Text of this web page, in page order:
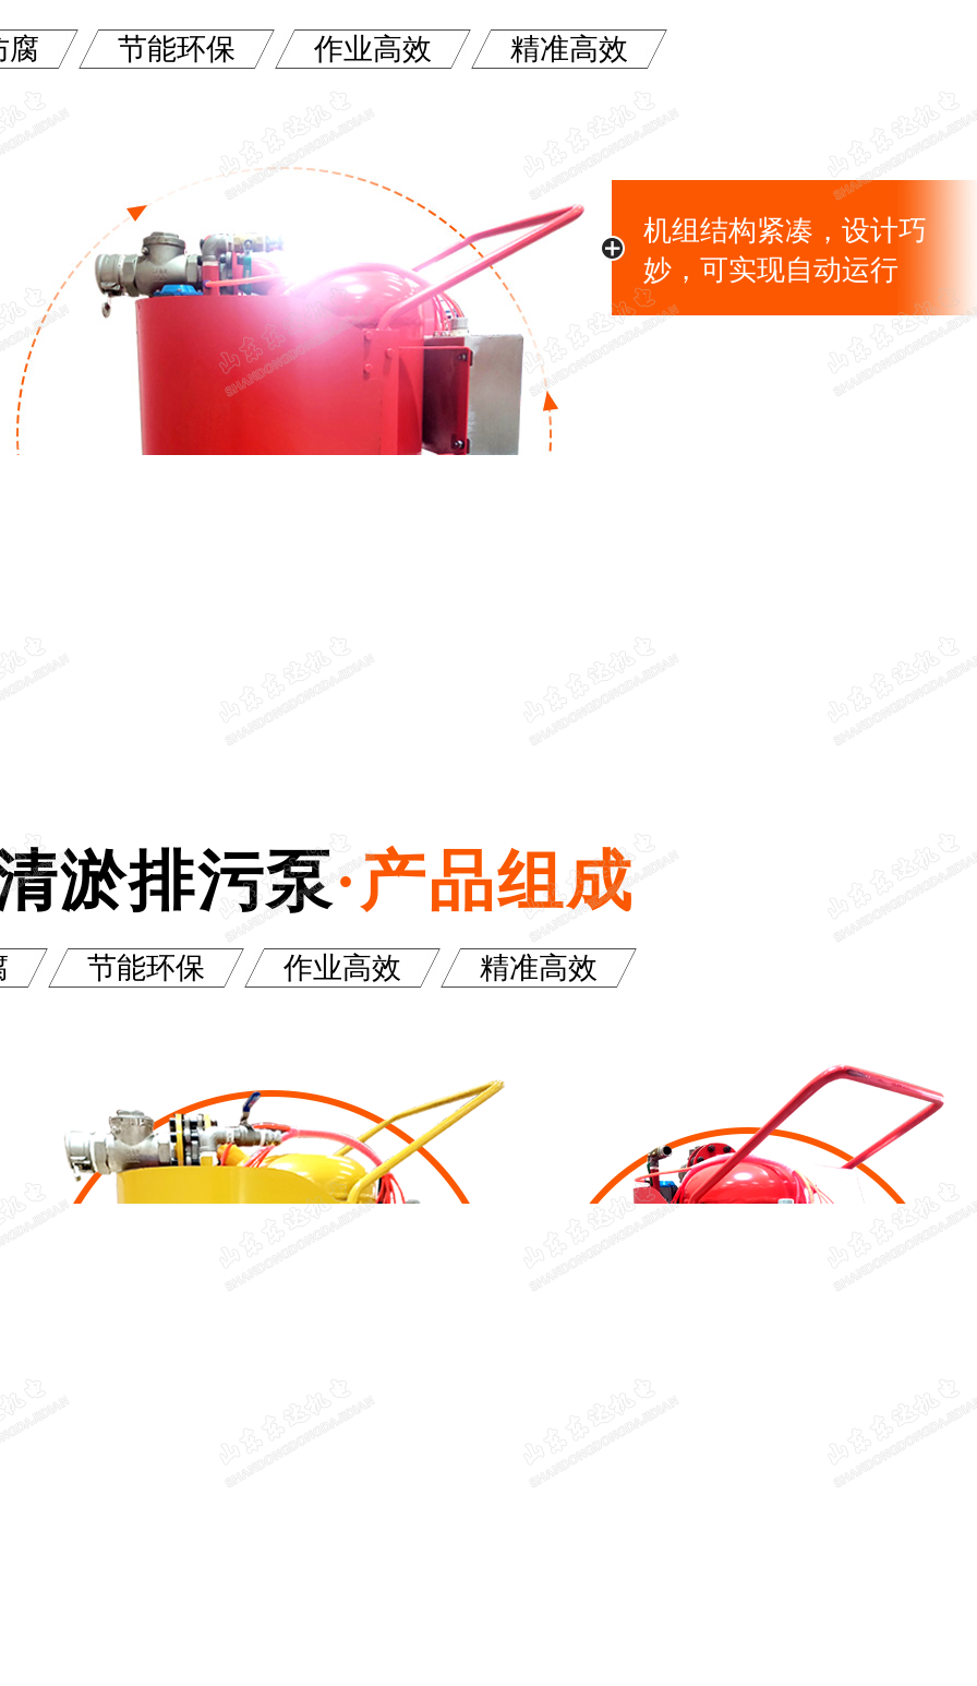
腐 节能环保 作业高效 精准高效
机组结构紧凑，设计巧
妙，可实现自动运行
淤排污泵·产品组成
节能环保 作业高效 精准高效